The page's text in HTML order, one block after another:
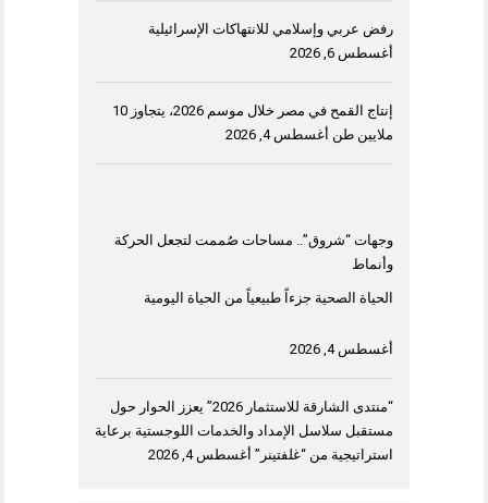
رفض عربي وإسلامي للانتهاكات الإسرائيلية
أغسطس 6, 2026
إنتاج القمح في مصر خلال موسم 2026، يتجاوز 10
ملايين طن أغسطس 4, 2026
وجهات “شروق”.. مساحات صُممت لتجعل الحركة
وأنماط
الحياة الصحية جزءاً طبيعياً من الحياة اليومية
أغسطس 4, 2026
“منتدى الشارقة للاستثمار 2026” يعزز الحوار حول
مستقبل سلاسل الإمداد والخدمات اللوجستية برعاية
استراتيجية من “غلفتينر” أغسطس 4, 2026